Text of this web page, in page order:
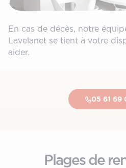
En cas de décès, notre
Lavelanet se tient à votre
aider.
05 61 69
Plages de